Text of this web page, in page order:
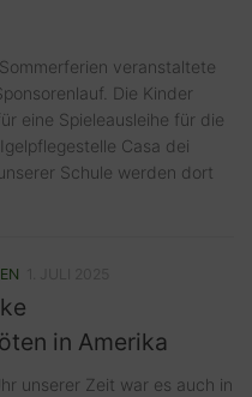
veranstaltete
Die Kinder
eine Spieleausleihe für die
Casa dei
Schule werden dort
in Amerika
unserer Zeit war es auch in